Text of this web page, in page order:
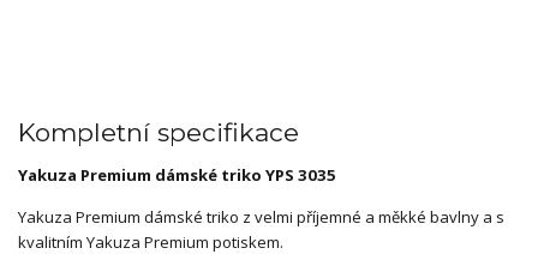
Kompletní specifikace
Yakuza Premium dámské triko YPS 3035
Yakuza Premium dámské triko z velmi příjemné a měkké bavlny a s
kvalitním Yakuza Premium potiskem.